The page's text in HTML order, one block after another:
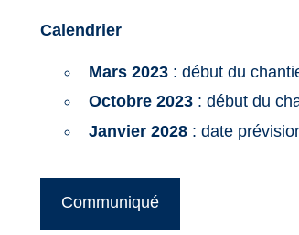
Calendrier
Mars 2023: début du
Octobre 2023: début du
Janvier 2028: date
Communiqué